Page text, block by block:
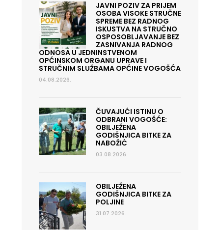
JAVNI POZIV ZA PRIJEM
OSOBA VISOKE STRUČNE
SPREME BEZ RADNOG
ISKUSTVA NA STRUČNO
OSPOSOBLJAVANJE BEZ
ZASNIVANJA RADNOG
ODNOSA U JEDNINSTVENOM
OPĆINSKOM ORGANU UPRAVE I
STRUČNIM SLUŽBAMA OPĆINE VOGOŠĆA
04.08.2026.
ČUVAJUĆI ISTINU O
ODBRANI VOGOŠĆE:
OBILJEŽENA
GODIŠNJICA BITKE ZA
NABOŽIĆ
03.08.2026.
OBILJEŽENA
GODIŠNJICA BITKE ZA
POLJINE
31.07.2026.